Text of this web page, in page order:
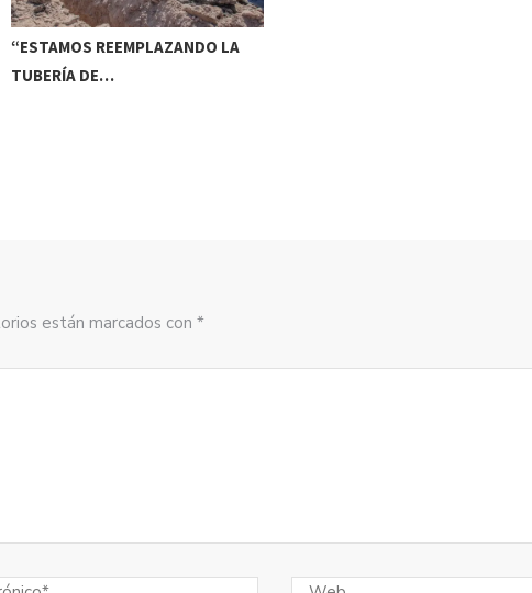
“ESTAMOS REEMPLAZANDO LA
TUBERÍA DE…
están marcados con *